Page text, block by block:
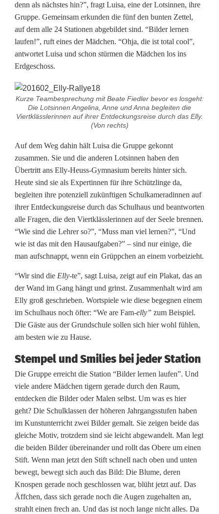
c
h
a
f
f
t
B
g
e
g
n
u
n
denn als nächstes hin?”, fragt Luisa, eine der Lotsinnen, ihre
Gruppe. Gemeinsam erkunden die fünf den bunten Zettel,
auf dem alle 24 Stationen abgebildet sind. “Bilder lernen
laufen!”, ruft eines der Mädchen. “Ohja, die ist total cool”,
antwortet Luisa und schon stürmen die Mädchen los ins
Erdgeschoss.
Kurze Teambesprechung mit Beate Fiedler bevor es losgeht:
Die Lotsinnen Angelina, Anne und Anna begleiten die
Viertklässlerinnen auf ihrer Entdeckungsreise durch das Elly.
(Von rechts)
Auf dem Weg dahin hält Luisa die Gruppe gekonnt
zusammen. Sie und die anderen Lotsinnen haben den
Übertritt ans Elly-Heuss-Gymnasium bereits hinter sich.
Heute sind sie als Expertinnen für ihre Schützlinge da,
begleiten ihre potenziell zukünftigen Schulkameradinnen auf
ihrer Entdeckungsreise durch das Schulhaus und beantworten
alle Fragen, die den Viertklässlerinnen auf der Seele brennen.
“Wie sind die Lehrer so?”, “Muss man viel lernen?”, “Und
wie ist das mit den Hausaufgaben?” – sind nur einige, die
man aufschnappt, wenn ein Grüppchen an einem vorbeizieht.
“Wir sind die Elly-te”, sagt Luisa, zeigt auf ein Plakat, das an
der Wand im Gang hängt und grinst. Zusammenhalt wird am
Elly groß geschrieben. Wortspiele wie diese begegnen einem
im Schulhaus noch öfter: “We are Fam-elly” zum Beispiel.
Die Gäste aus der Grundschule sollen sich hier wohl fühlen,
am besten wie zu Hause.
Stempel und Smilies bei jeder Station
Die Gruppe erreicht die Station “Bilder lernen laufen”. Und
viele andere Mädchen tigern gerade durch den Raum,
entdecken die Bilder oder Malen selbst. Um was es hier
geht? Die Schulklassen der höheren Jahrgangsstufen haben
im Kunstunterricht zwei Bilder gemalt. Sie zeigen beide das
gleiche Motiv, trotzdem sind sie leicht abgewandelt. Man legt
die beiden Bilder übereinander und rollt das Obere um einen
Stift. Wenn man jetzt den Stift schnell nach oben und unten
bewegt, bewegt sich auch das Bild: Die Blume, deren
Knospen gerade noch geschlossen war, blüht jetzt auf. Das
Äffchen, dass sich gerade noch die Augen zugehalten an,
strahlt einen frech an. Und das ist noch lange nicht alles. Da